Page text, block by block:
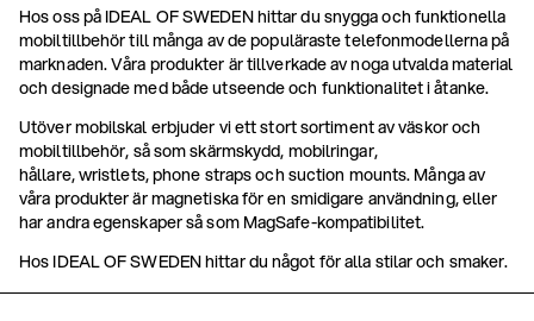
Hos oss på IDEAL OF SWEDEN hittar du snygga och funktionella
mobiltillbehör till många av de populäraste telefonmodellerna på
marknaden. Våra produkter är tillverkade av noga utvalda material
och designade med både utseende och funktionalitet i åtanke.
Utöver mobilskal erbjuder vi ett stort sortiment av väskor och
mobiltillbehör, så som skärmskydd, mobilringar,
hållare, wristlets, phone straps och suction mounts. Många av
våra produkter är magnetiska för en smidigare användning, eller
har andra egenskaper så som MagSafe-kompatibilitet.
Hos IDEAL OF SWEDEN hittar du något för alla stilar och smaker.